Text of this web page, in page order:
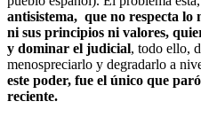
antisistema, que no respecta lo
ni sus principios ni valores,
y dominar el judicial, todo ello,
menospreciarlo y degradarlo a
este poder, fue el único que
reciente.